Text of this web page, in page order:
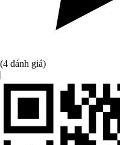
(4 đánh giá)
|